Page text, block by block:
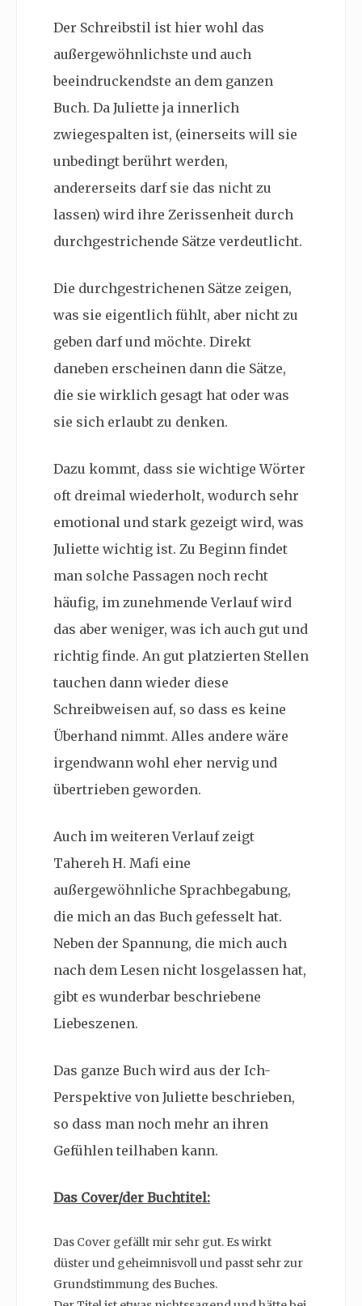
Der Schreibstil ist hier wohl das
außergewöhnlichste und auch
beeindruckendste an dem ganzen
Buch. Da Juliette ja innerlich
zwiegespalten ist, (einerseits will sie
unbedingt berührt werden,
andererseits darf sie das nicht zu
lassen) wird ihre Zerissenheit durch
durchgestrichende Sätze verdeutlicht.
Die durchgestrichenen Sätze zeigen,
was sie eigentlich fühlt, aber nicht zu
geben darf und möchte. Direkt
daneben erscheinen dann die Sätze,
die sie wirklich gesagt hat oder was
sie sich erlaubt zu denken.
Dazu kommt, dass sie wichtige Wörter
oft dreimal wiederholt, wodurch sehr
emotional und stark gezeigt wird, was
Juliette wichtig ist. Zu Beginn findet
man solche Passagen noch recht
häufig, im zunehmende Verlauf wird
das aber weniger, was ich auch gut und
richtig finde. An gut platzierten Stellen
tauchen dann wieder diese
Schreibweisen auf, so dass es keine
Überhand nimmt. Alles andere wäre
irgendwann wohl eher nervig und
übertrieben geworden.
Auch im weiteren Verlauf zeigt
Tahereh H. Mafi eine
außergewöhnliche Sprachbegabung,
die mich an das Buch gefesselt hat.
Neben der Spannung, die mich auch
nach dem Lesen nicht losgelassen hat,
gibt es wunderbar beschriebene
Liebeszenen.
Das ganze Buch wird aus der Ich-
Perspektive von Juliette beschrieben,
so dass man noch mehr an ihren
Gefühlen teilhaben kann.
Das Cover/der Buchtitel:
Das Cover gefällt mir sehr gut. Es wirkt
düster und geheimnisvoll und passt sehr zur
Grundstimmung des Buches.